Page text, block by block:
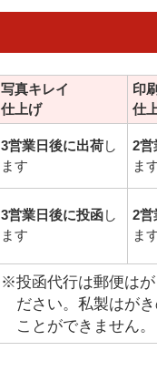
写真キレイ
仕上げ
印刷
仕
3営業日後に出荷し
ます
2営
ま
3営業日後に投函し
ます
2営
ま
※投函代行は郵便はが
ださい。私製はが
ことができません。